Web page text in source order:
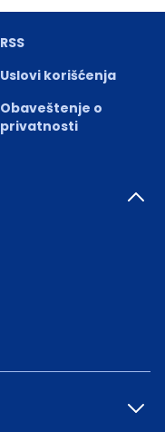
RSS
Uslovi korišćenja
Obaveštenje o
privatnosti